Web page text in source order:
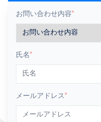
お問い合わせ内容*
氏名*
メールアドレス*